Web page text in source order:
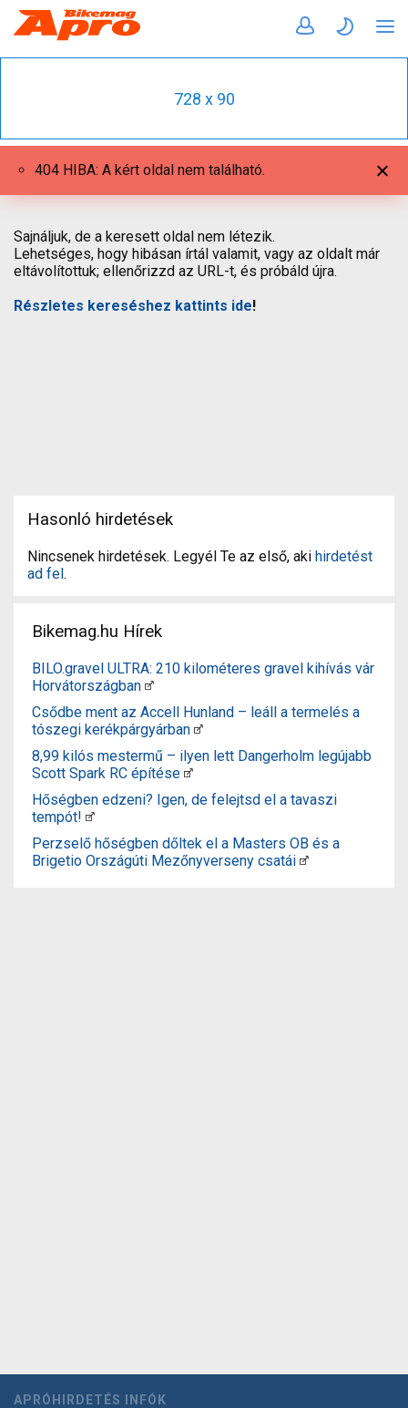
728 x 90
404 HIBA: A kért oldal nem található.
Sajnáljuk, de a keresett oldal nem létezik.
Lehetséges, hogy hibásan írtál valamit, vagy az oldalt már
eltávolítottuk; ellenőrizzd az URL-t, és próbáld újra.
Részletes kereséshez kattints ide!
Hasonló hirdetések
Nincsenek hirdetések. Legyél Te az első, aki hirdetést
ad fel.
Bikemag.hu Hírek
BILO.gravel ULTRA: 210 kilométeres gravel kihívás vár
Horvátországban
Csődbe ment az Accell Hunland – leáll a termelés a
tószegi kerékpárgyárban
8,99 kilós mestermű – ilyen lett Dangerholm legújabb
Scott Spark RC építése
Hőségben edzeni? Igen, de felejtsd el a tavaszi
tempót!
Perzselő hőségben dőltek el a Masters OB és a
Brigetio Országúti Mezőnyverseny csatái
APRÓHIRDETÉS INFÓK